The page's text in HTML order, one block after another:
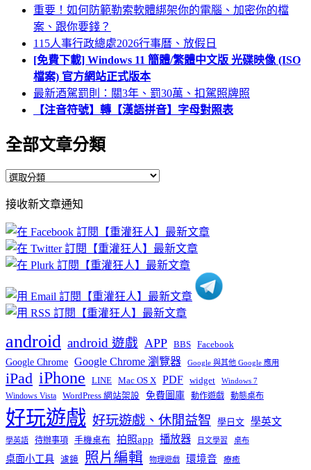
重要！如何防範勒索軟體綁架你的電腦、加密你的檔
案、跟你要錢？
115人事行政總處2026行事曆、放假日
[免費下載] Windows 11 簡體/繁體中文版 光碟映像 (ISO
檔案) 官方網站正式版本
最新酒駕罰則：關3年、罰30萬、扣駕照牌照
【注音符號】轉【漢語拼音】字母對照表
全部文章分類
全
文
章
分
類
接收新文章通知
android android 遊戲 APP BBS Facebook
Google Chrome Google Chrome 瀏覽器 Google 與其他 Google 應用
iPad iPhone LINE Mac OS X PDF widget Windows 7
Windows Vista WordPress 網站架設 免費圖庫 動作遊戲 動態桌布
好玩遊戲 好玩遊戲、休閒益智 學日文 學英文
學英語 待辦事項 手機桌布 拍照app 播放器 日文學習 桌布
桌面小工具 濾鏡 照片編輯 物理遊戲 環境音 療癒